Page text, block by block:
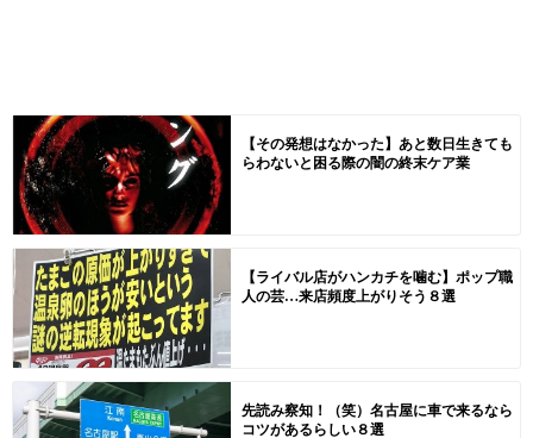
【その発想はなかった】あと数日生きても
らわないと困る際の闇の終末ケア業
【ライバル店がハンカチを噛む】ポップ職
人の芸…来店頻度上がりそう８選
先読み察知！（笑）名古屋に車で来るなら
コツがあるらしい８選